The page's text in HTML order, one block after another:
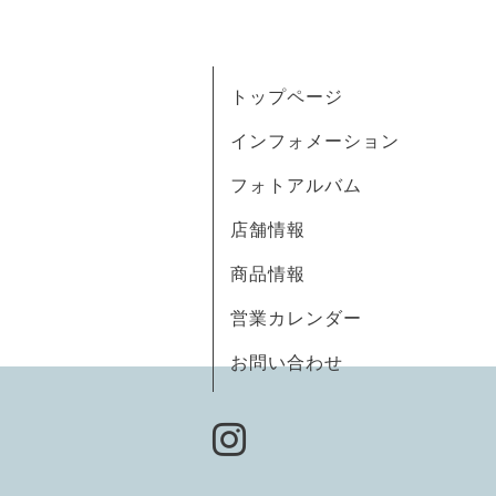
トップページ
インフォメーション
フォトアルバム
店舗情報
商品情報
営業カレンダー
お問い合わせ